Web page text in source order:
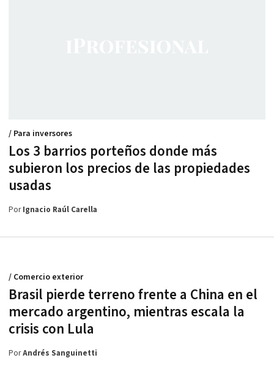
Los 3 barrios porteños donde más
subieron los precios de las propiedades
usadas
/ Para inversores
PorIgnacio Raúl Carella
Brasil pierde terreno frente a China en el
mercado argentino, mientras escala la
crisis con Lula
/ Comercio exterior
PorAndrés Sanguinetti